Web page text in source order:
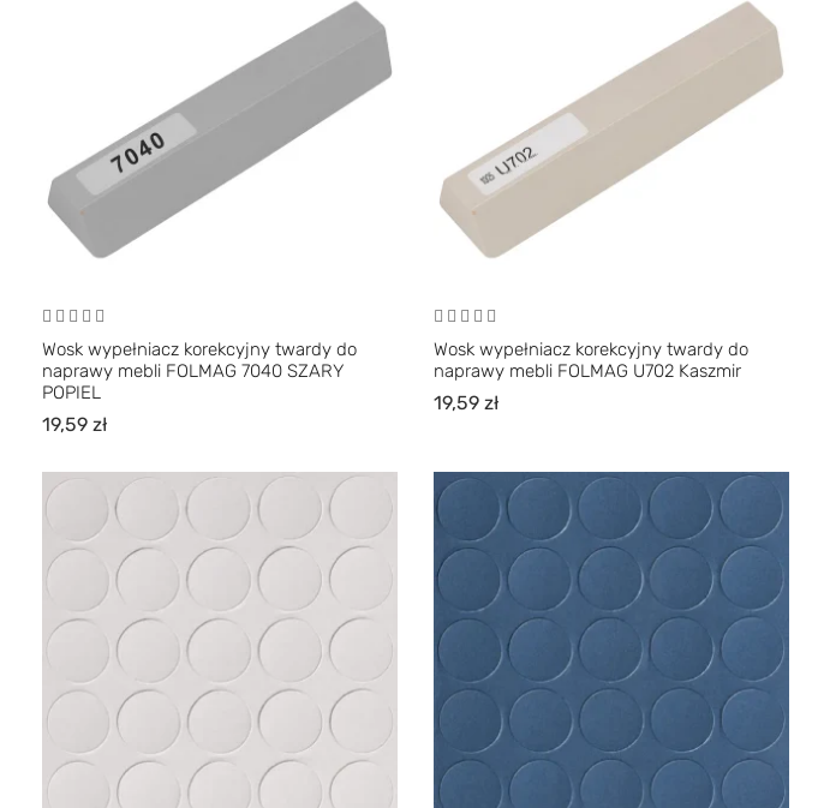
Wosk wypełniacz korekcyjny twardy do
naprawy mebli FOLMAG 7040 SZARY
POPIEL
19,59 zł
Wosk wypełniacz korekcyjny twardy do
naprawy mebli FOLMAG U702 Kaszmir
19,59 zł